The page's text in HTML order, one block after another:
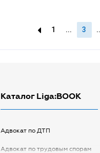
1 ... 3
Каталог Liga:BOOK
Адвокат по ДТП
Адвокат по трудовым спорам